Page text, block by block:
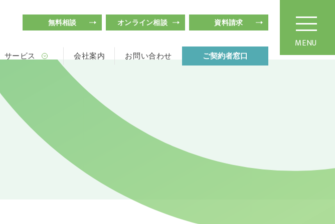
無料相談 オンライン相談 資料請求
サービス 会社案内 お問い合わせ ご契約者窓口
MENU